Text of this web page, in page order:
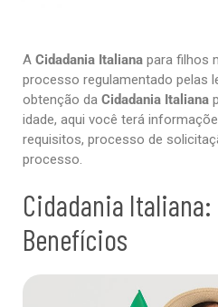
A Cidadania Italiana para filhos
processo regulamentado pelas
obtenção da Cidadania Italiana
idade, aqui você terá
requisitos, processo de
processo.
Cidadania
Benefícios